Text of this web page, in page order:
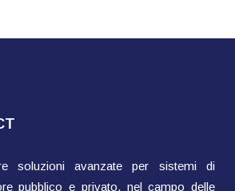
soluzioni avanzate per sistemi di
pubblico e privato, nel campo delle